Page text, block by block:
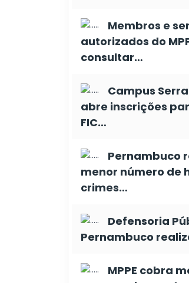
Membros e
autorizados do
consultar…
Campus
abre inscrições
FIC…
Pernambuco
menor número de
crimes…
Defensoria
Pernambuco
MPPE cobra